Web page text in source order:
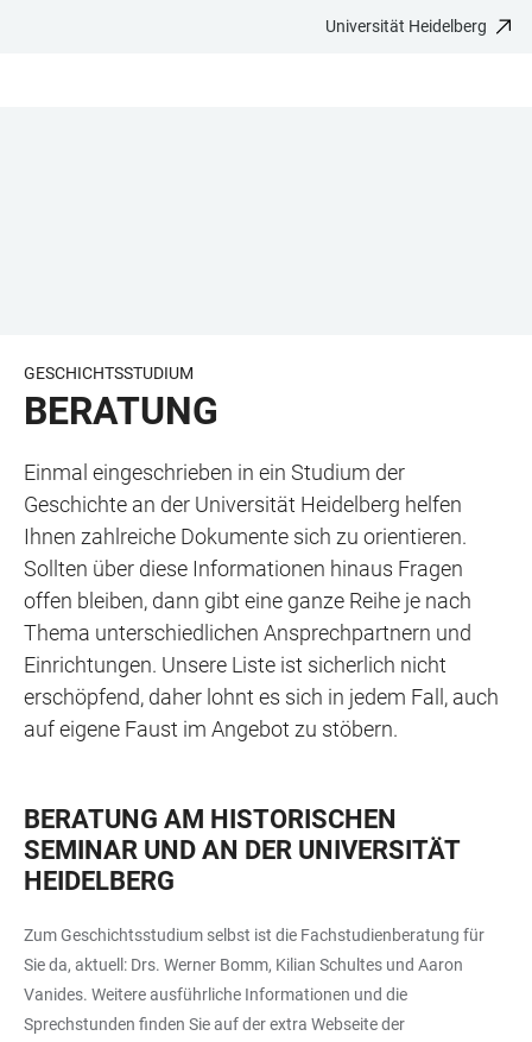
Universität Heidelberg
GESCHICHTSSTUDIUM
BERATUNG
Einmal eingeschrieben in ein Studium der
Geschichte an der Universität Heidelberg helfen
Ihnen zahlreiche Dokumente sich zu orientieren.
Sollten über diese Informationen hinaus Fragen
offen bleiben, dann gibt eine ganze Reihe je nach
Thema unterschiedlichen Ansprechpartnern und
Einrichtungen. Unsere Liste ist sicherlich nicht
erschöpfend, daher lohnt es sich in jedem Fall, auch
auf eigene Faust im Angebot zu stöbern.
BERATUNG AM HISTORISCHEN
SEMINAR UND AN DER UNIVERSITÄT
HEIDELBERG
Zum Geschichtsstudium selbst ist die Fachstudienberatung für
Sie da, aktuell: Drs. Werner Bomm, Kilian Schultes und Aaron
Vanides. Weitere ausführliche Informationen und die
Sprechstunden finden Sie auf der extra Webseite der